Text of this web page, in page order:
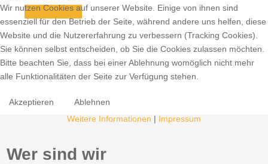
Mehr dazu
Wer sind wir
Wir nutzen Cookies auf unserer Website. Einige von ihnen sind
essenziell für den Betrieb der Seite, während andere uns helfen, diese
Website und die Nutzererfahrung zu verbessern (Tracking Cookies).
Sie können selbst entscheiden, ob Sie die Cookies zulassen möchten.
Bitte beachten Sie, dass bei einer Ablehnung womöglich nicht mehr
alle Funktionalitäten der Seite zur Verfügung stehen.
Akzeptieren
Ablehnen
Weitere Informationen | Impressum